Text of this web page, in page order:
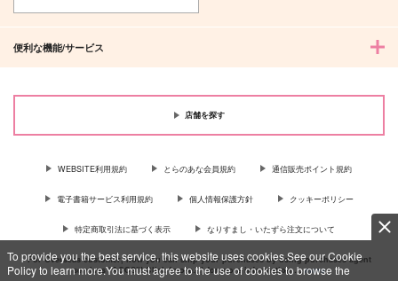
To provide you the best service, this website uses cookies.See our Cookie
Policy to learn more.You must agree to the use of cookies to browse the
便利な機能/サービス
店舗を探す
WEBSITE利用規約 とらのあな会員規約 通信販売ポイント規約
電子書籍サービス利用規約 個人情報保護方針 クッキーポリシー
特定商取引法に基づく表示 なりすまし・いたずら注文について
For Overseas customer, now you can ship your purchases by using purchases agent
services “AOCS”! Click {more…} for more information …more